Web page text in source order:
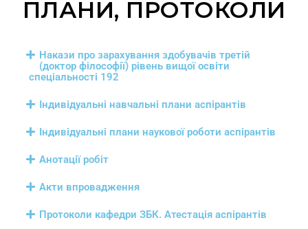
ПЛАНИ, ПРОТОКОЛИ
Накази про зарахування здобувачів третій
(доктор філософії) рівень вищої освіти
спеціальності 192
Індивідуальні навчальні плани аспірантів
Індивідуальні плани наукової роботи аспірантів
Анотації робіт
Акти впровадження
Протоколи кафедри ЗБК. Атестація аспірантів